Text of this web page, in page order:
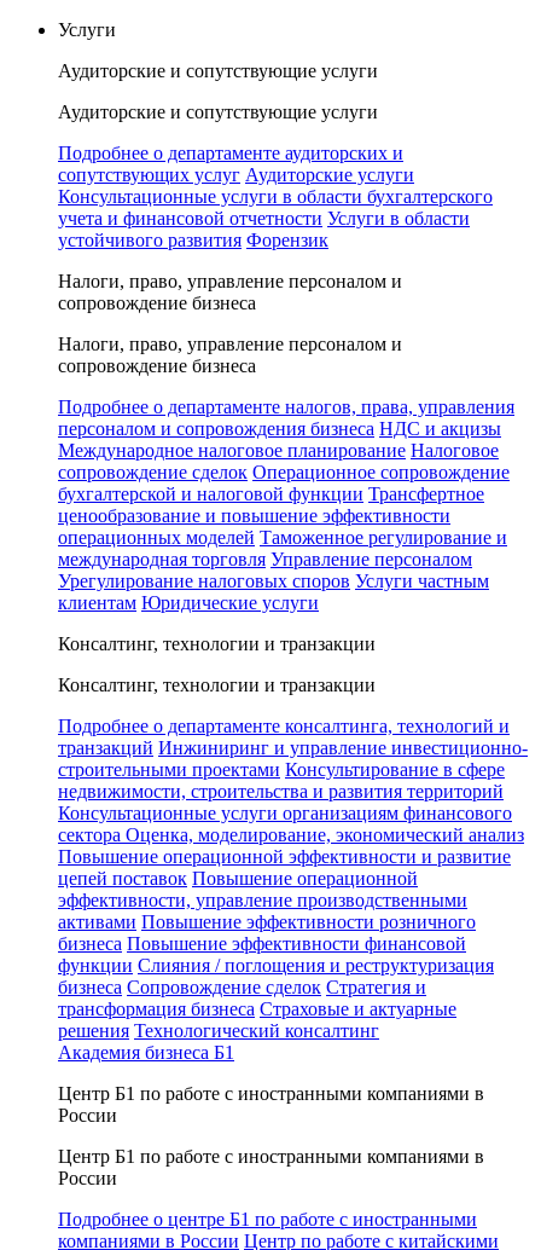
Услуги
Аудиторские и сопутствующие услуги
Аудиторские и сопутствующие услуги
Подробнее о департаменте аудиторских и
сопутствующих услуг Аудиторские услуги
Консультационные услуги в области бухгалтерского
учета и финансовой отчетности Услуги в области
устойчивого развития Форензик
Налоги, право, управление персоналом и
сопровождение бизнеса
Налоги, право, управление персоналом и
сопровождение бизнеса
Подробнее о департаменте налогов, права, управления
персоналом и сопровождения бизнеса НДС и акцизы
Международное налоговое планирование Налоговое
сопровождение сделок Операционное сопровождение
бухгалтерской и налоговой функции Трансфертное
ценообразование и повышение эффективности
операционных моделей Таможенное регулирование и
международная торговля Управление персоналом
Урегулирование налоговых споров Услуги частным
клиентам Юридические услуги
Консалтинг, технологии и транзакции
Консалтинг, технологии и транзакции
Подробнее о департаменте консалтинга, технологий и
транзакций Инжиниринг и управление инвестиционно-
строительными проектами Консультирование в сфере
недвижимости, строительства и развития территорий
Консультационные услуги организациям финансового
сектора Оценка, моделирование, экономический анализ
Повышение операционной эффективности и развитие
цепей поставок Повышение операционной
эффективности, управление производственными
активами Повышение эффективности розничного
бизнеса Повышение эффективности финансовой
функции Слияния / поглощения и реструктуризация
бизнеса Сопровождение сделок Стратегия и
трансформация бизнеса Страховые и актуарные
решения Технологический консалтинг
Академия бизнеса Б1
Центр Б1 по работе с иностранными компаниями в
России
Центр Б1 по работе с иностранными компаниями в
России
Подробнее о центре Б1 по работе с иностранными
компаниями в России Центр по работе с китайскими